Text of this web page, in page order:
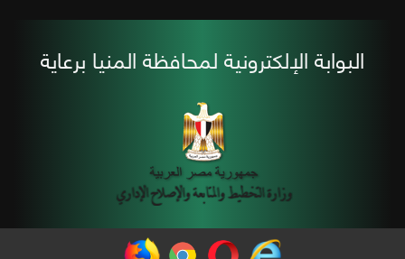
البوابة الإلكترونية لمحافظة المنيا برعاية